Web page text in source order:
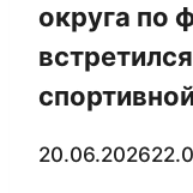
округа по
20.06.2026